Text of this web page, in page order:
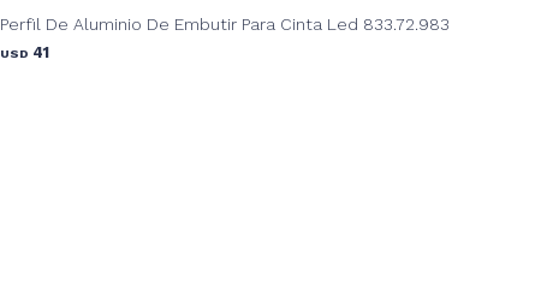
Perfil De Aluminio De Embutir Para Cinta Led 833.72.983
USD 41